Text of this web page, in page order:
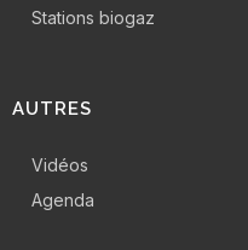
Stations biogaz
AUTRES
Vidéos
Agenda